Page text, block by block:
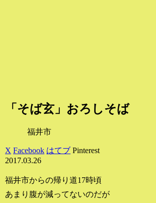
「そば玄」おろしそば
福井市
X Facebook はてブ Pinterest
2017.03.26
福井市からの帰り道17時頃
あまり腹が減ってないのだが